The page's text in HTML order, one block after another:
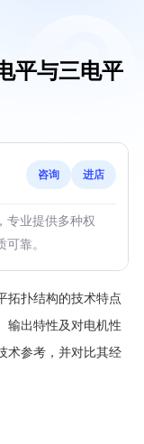
平与三电平
咨询 进店
专业提供多种权
靠。
拓扑结构的技术特点
输出特性及对电机性
术参考，并对比其经